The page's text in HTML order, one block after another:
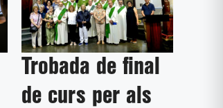
Trobada de final
de curs per als